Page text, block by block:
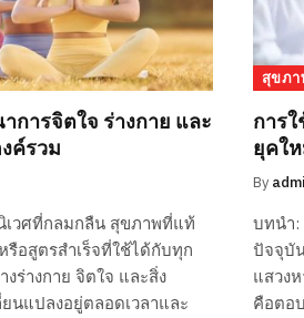
การจิตใจ ร่างกาย และ
ค์รวม
เวศที่กลมกลืน สุขภาพที่แท้
รือสูตรสำเร็จที่ใช้ได้กับทุก
ร่างกาย จิตใจ และสิ่ง
นแปลงอยู่ตลอดเวลาและ
สุขภ
การ
ยุคใ
By
บทนำ:
ปัจจุบั
แสวง
คือตอ